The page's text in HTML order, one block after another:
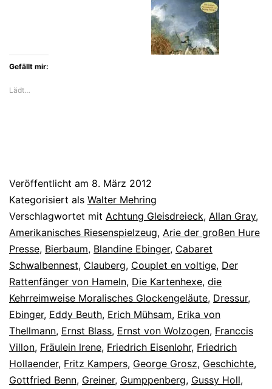
Gefällt mir:
Lädt…
Veröffentlicht am 8. März 2012
Kategorisiert als Walter Mehring
Verschlagwortet mit Achtung Gleisdreieck, Allan Gray,
Amerikanisches Riesenspielzeug, Arie der großen Hure
Presse, Bierbaum, Blandine Ebinger, Cabaret
Schwalbennest, Clauberg, Couplet en voltige, Der
Rattenfänger von Hameln, Die Kartenhexe, die
Kehrreimweise Moralisches Glockengeläute, Dressur,
Ebinger, Eddy Beuth, Erich Mühsam, Erika von
Thellmann, Ernst Blass, Ernst von Wolzogen, Franccis
Villon, Fräulein lrene, Friedrich Eisenlohr, Friedrich
Hollaender, Fritz Kampers, George Grosz, Geschichte,
Gottfried Benn, Greiner, Gumppenberg, Gussy Holl,